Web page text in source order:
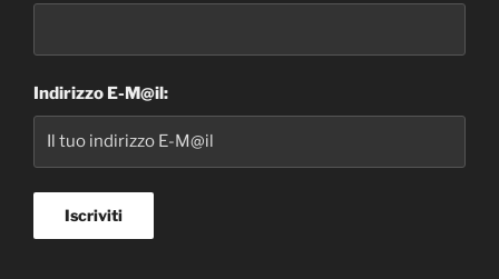
Indirizzo E-M@il: